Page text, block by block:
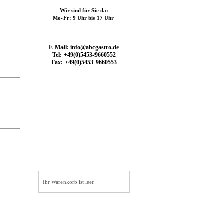
Wir sind für Sie da:
Mo-Fr: 9 Uhr bis 17 Uhr
E-Mail: info@abcgastro.de
Tel: +49(0)5453-9660552
Fax: +49(0)5453-9660553
Ihr Warenkorb ist leer.